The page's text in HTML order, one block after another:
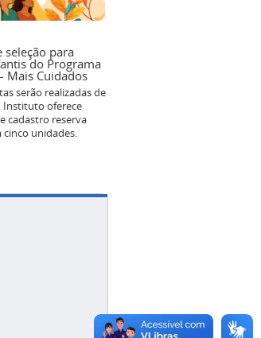
seleção para
do Programa
Mais Cuidados
serão realizadas de
. Instituto oferece
cadastro reserva
cinco unidades.